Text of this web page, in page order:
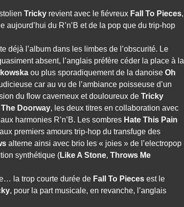
Tricky revient avec le fiévreux Fall To Pieces,
du R’n’B et de la pop que du trip-hop
déjà l’album dans les limbes de l’obscurité. Le
absent, l’anglais préfère céder la place à la
ou plus sporadiquement de la danoise Oh
car au vu de l’ambiance poisseuse d’un
du flow caverneux et douloureux de Tricky
The Doorway, les deux titres en collaboration avec
harmonies R’n’B. Les sombres Hate This Pain
premiers amours trip-hop du transfuge des
alterne ainsi avec brio les « joies » de l’electropop
synthétique (Like A Stone, Throws Me
la trop courte durée de Fall To Pieces est le
, pour la part musicale, en revanche, l’anglais